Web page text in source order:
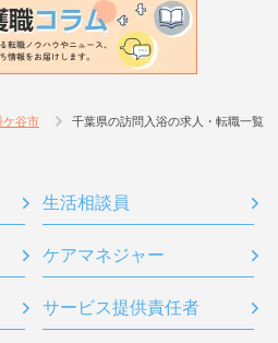
ケ谷市 千葉県の訪問入浴の求人・転職一覧
生活相談員
ケアマネジャー
サービス提供責任者